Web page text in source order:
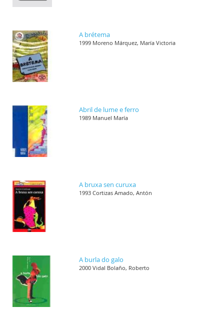
A brétema
1999 Moreno Márquez, María Victoria
Abril de lume e ferro
1989 Manuel María
A bruxa sen curuxa
1993 Cortizas Amado, Antón
A burla do galo
2000 Vidal Bolaño, Roberto